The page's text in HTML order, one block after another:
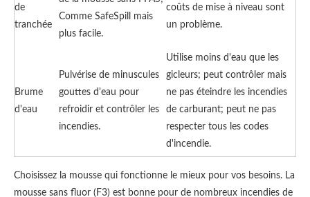
de
tranchée
Comme SafeSpill mais
plus facile.
coûts de mise à niveau sont
un problème.
Brume
d'eau
Pulvérise de minuscules
gouttes d'eau pour
refroidir et contrôler les
incendies.
Utilise moins d'eau que les
gicleurs; peut contrôler mais
ne pas éteindre les incendies
de carburant; peut ne pas
respecter tous les codes
d'incendie.
Choisissez la mousse qui fonctionne le mieux pour vos besoins. La
mousse sans fluor (F3) est bonne pour de nombreux incendies de